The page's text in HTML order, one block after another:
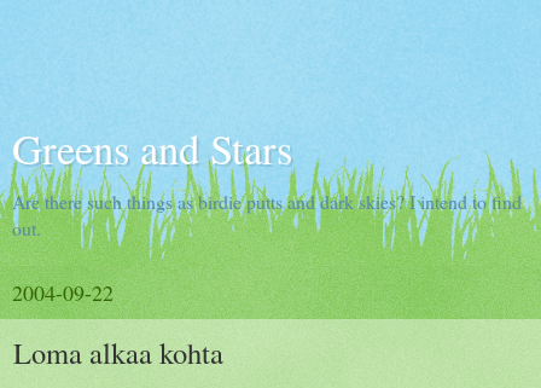
Greens and Stars
Are there such things as birdie putts and dark skies? I intend to find
out.
2004-09-22
Loma alkaa kohta